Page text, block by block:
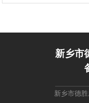
新乡市
新乡市德